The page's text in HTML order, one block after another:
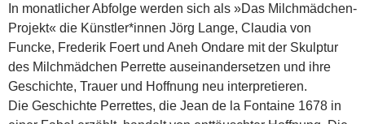
In monatlicher Abfolge werden sich als »Das Milchmädchen-
Projekt« die Künstler*innen Jörg Lange, Claudia von
Funcke, Frederik Foert und Aneh Ondare mit der Skulptur
des Milchmädchen Perrette auseinandersetzen und ihre
Geschichte, Trauer und Hoffnung neu interpretieren.
Die Geschichte Perrettes, die Jean de la Fontaine 1678 in